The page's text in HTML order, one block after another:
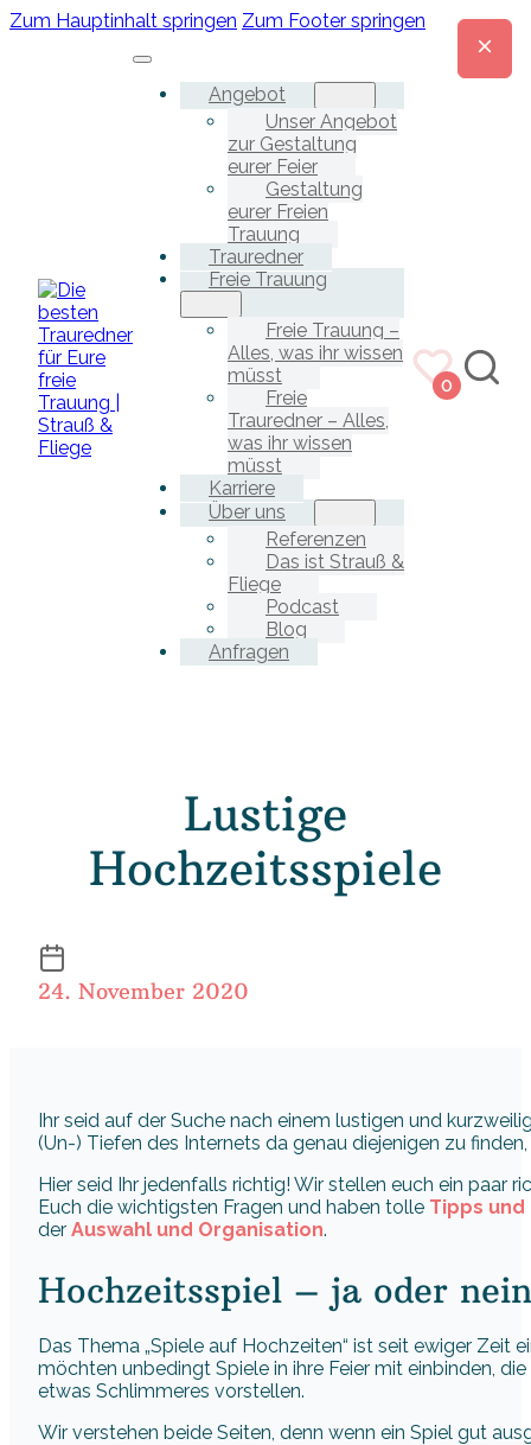
Zum Hauptinhalt springen Zum Footer springen
Angebot
Unser Angebot
zur Gestaltung
eurer Feier
Gestaltung
eurer Freien
Trauung
Trauredner
Freie Trauung
Freie Trauung –
Alles, was ihr wissen
müsst
Freie
Trauredner – Alles,
was ihr wissen
müsst
Karriere
Über uns
Referenzen
Das ist Strauß &
Fliege
Podcast
Blog
Anfragen
0
Lustige
Hochzeitsspiele
24. November 2020
Ihr seid auf der Suche nach einem lustigen und
(Un-) Tiefen des Internets da genau diejenigen zu
Hier seid Ihr jedenfalls richtig! Wir stellen euch ein paar
Euch die wichtigsten Fragen und haben tolle Tipps und
der Auswahl und Organisation.
Hochzeitsspiel – ja oder
Das Thema „Spiele auf Hochzeiten“ ist seit ewiger Zeit
möchten unbedingt Spiele in ihre Feier mit einbinden,
etwas Schlimmeres vorstellen.
Wir verstehen beide Seiten, denn wenn ein Spiel gut